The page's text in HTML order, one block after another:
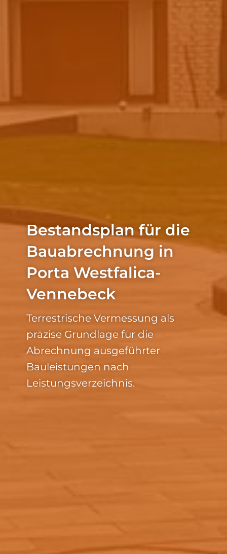
Bestandsplan für die
Bauabrechnung in
Porta Westfalica-
Vennebeck
Terrestrische Vermessung als
präzise Grundlage für die
Abrechnung ausgeführter
Bauleistungen nach
Leistungsverzeichnis.